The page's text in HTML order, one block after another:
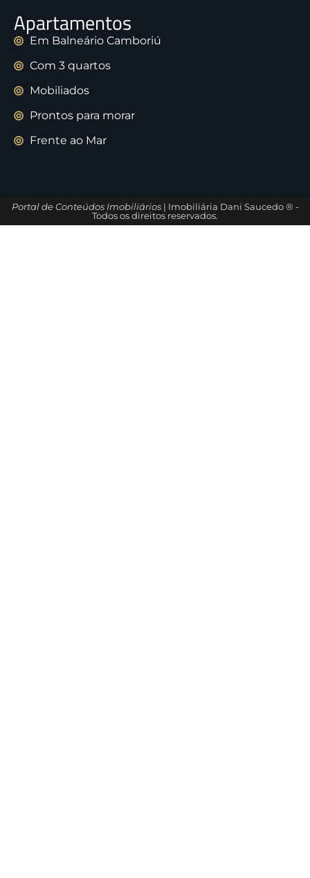
Apartamentos
Em Balneário Camboriú
Com 3 quartos
Mobiliados
Prontos para morar
Frente ao Mar
Portal de Conteúdos Imobiliários | Imobiliária Dani Saucedo ® -
Todos os direitos reservados.